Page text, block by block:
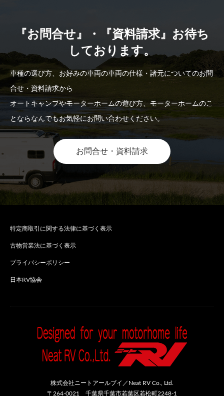
『お問合せ』・『資料請求』お待ち
しております。
車種の選び方、お好みの車両の車両の仕様・諸元についてのお問
合せ・資料請求から
オートキャンプやモーターホームの遊び方、モーターホームのこ
とならなんでもお気軽にお問い合わせください。
お問合せ・資料請求
特定商取引に関する法律に基づく表示
古物営業法に基づく表示
プライバシーポリシー
日本RV協会
株式会社ニートアールブイ／Neat RV Co., Ltd.
〒264-0021 千葉県千葉市若葉区若松町2248-1